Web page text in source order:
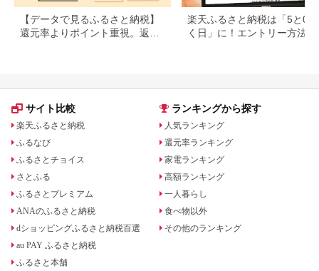
【データで見るふるさと納税】
還元率よりポイント重視。返礼
楽天ふるさと納税は「5と0
く日」に！エントリー方法や
サイト比較
楽天ふるさと納税
ふるなび
ふるさとチョイス
さとふる
ふるさとプレミアム
ANAのふるさと納税
dショッピングふるさと納税百選
au PAY ふるさと納税
ふるさと本舗
ランキングから探す
人気ランキング
還元率ランキング
家電ランキング
高額ランキング
一人暮らし
食べ物以外
その他のランキング